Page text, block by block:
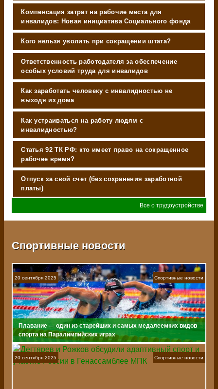
Компенсация затрат на рабочие места для
инвалидов: Новая инициатива Социального фонда
Кого нельзя уволить при сокращении штата?
Ответственность работодателя за обеспечение
особых условий труда для инвалидов
Как заработать человеку с инвалидностью не
выходя из дома
Как устраиваться на работу людям с
инвалидностью?
Статья 92 ТК РФ: кто имеет право на сокращенное
рабочее время?
Отпуск за свой счет (без сохранения заработной
платы)
Все о трудоустройстве
Спортивные новости
20 сентября 2025
Плавание — один из старейших и самых медалеемких видов
спорта на Паралимпийских играх
Спортивные новости
20 сентября 2025 Спортивные новости